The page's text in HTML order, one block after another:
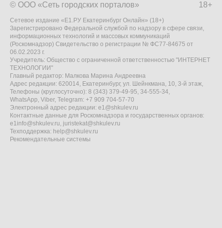
18+
© ООО «Сеть городских порталов»
Сетевое издание «Е1.РУ Екатеринбург Онлайн» (18+)
Зарегистрировано Федеральной службой по надзору в сфере связи,
информационных технологий и массовых коммуникаций
(Роскомнадзор) Свидетельство о регистрации № ФС77-84675 от
06.02.2023 г.
Учредитель: Общество с ограниченной ответственностью "ИНТЕРНЕТ
ТЕХНОЛОГИИ"
Главный редактор: Малкова Марина Андреевна
Адрес редакции: 620014, Екатеринбург, ул. Шейнкмана, 10, 3-й этаж,
Телефоны (круглосуточно): 8 (343) 379-49-95, 34-555-34,
WhatsApp, Viber, Telegram: +7 909 704-57-70
Электронный адрес редакции: e1@shkulev.ru
Контактные данные для Роскомнадзора и государственных органов:
e1info@shkulev.ru, juristekat@shkulev.ru
Техподдержка: help@shkulev.ru
Рекомендательные системы